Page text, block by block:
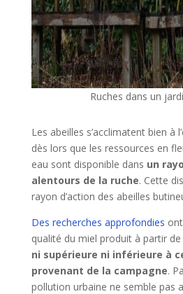
Ruches dans un
Les abeilles s’acclimatent bien à
dès lors que les ressources en
eau sont disponible dans un
alentours de la ruche. Cette
rayon d’action des abeilles
Des recherches approfondies
qualité du miel produit à partir de
ni supérieure ni inférieure à
provenant de la campagne.
pollution urbaine ne semble pas